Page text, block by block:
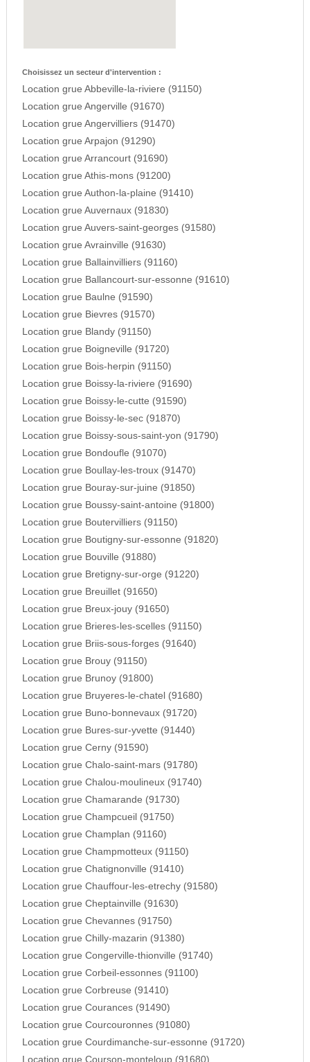
Choisissez un secteur d'intervention :
Location grue Abbeville-la-riviere (91150)
Location grue Angerville (91670)
Location grue Angervilliers (91470)
Location grue Arpajon (91290)
Location grue Arrancourt (91690)
Location grue Athis-mons (91200)
Location grue Authon-la-plaine (91410)
Location grue Auvernaux (91830)
Location grue Auvers-saint-georges (91580)
Location grue Avrainville (91630)
Location grue Ballainvilliers (91160)
Location grue Ballancourt-sur-essonne (91610)
Location grue Baulne (91590)
Location grue Bievres (91570)
Location grue Blandy (91150)
Location grue Boigneville (91720)
Location grue Bois-herpin (91150)
Location grue Boissy-la-riviere (91690)
Location grue Boissy-le-cutte (91590)
Location grue Boissy-le-sec (91870)
Location grue Boissy-sous-saint-yon (91790)
Location grue Bondoufle (91070)
Location grue Boullay-les-troux (91470)
Location grue Bouray-sur-juine (91850)
Location grue Boussy-saint-antoine (91800)
Location grue Boutervilliers (91150)
Location grue Boutigny-sur-essonne (91820)
Location grue Bouville (91880)
Location grue Bretigny-sur-orge (91220)
Location grue Breuillet (91650)
Location grue Breux-jouy (91650)
Location grue Brieres-les-scelles (91150)
Location grue Briis-sous-forges (91640)
Location grue Brouy (91150)
Location grue Brunoy (91800)
Location grue Bruyeres-le-chatel (91680)
Location grue Buno-bonnevaux (91720)
Location grue Bures-sur-yvette (91440)
Location grue Cerny (91590)
Location grue Chalo-saint-mars (91780)
Location grue Chalou-moulineux (91740)
Location grue Chamarande (91730)
Location grue Champcueil (91750)
Location grue Champlan (91160)
Location grue Champmotteux (91150)
Location grue Chatignonville (91410)
Location grue Chauffour-les-etrechy (91580)
Location grue Cheptainville (91630)
Location grue Chevannes (91750)
Location grue Chilly-mazarin (91380)
Location grue Congerville-thionville (91740)
Location grue Corbeil-essonnes (91100)
Location grue Corbreuse (91410)
Location grue Courances (91490)
Location grue Courcouronnes (91080)
Location grue Courdimanche-sur-essonne (91720)
Location grue Courson-monteloup (91680)